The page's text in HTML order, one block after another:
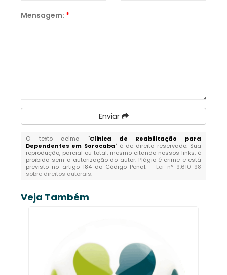
Mensagem: *
Enviar
O texto acima "Clinica de Reabilitação para
Dependentes em Sorocaba" é de direito reservado. Sua
reprodução, parcial ou total, mesmo citando nossos links, é
proibida sem a autorização do autor. Plágio é crime e está
previsto no artigo 184 do Código Penal. – Lei n° 9.610-98
sobre direitos autorais.
Veja Também